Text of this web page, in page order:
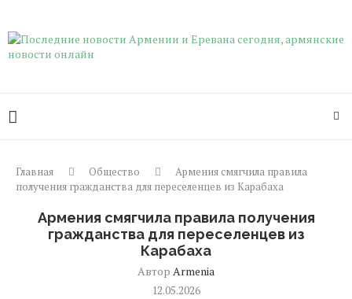
Главная Общество
Армения смягчила правила
получения гражданства для переселенцев из Карабаха
Армения смягчила правила получения
гражданства для переселенцев из
Карабаха
Автор Armenia
12.05.2026